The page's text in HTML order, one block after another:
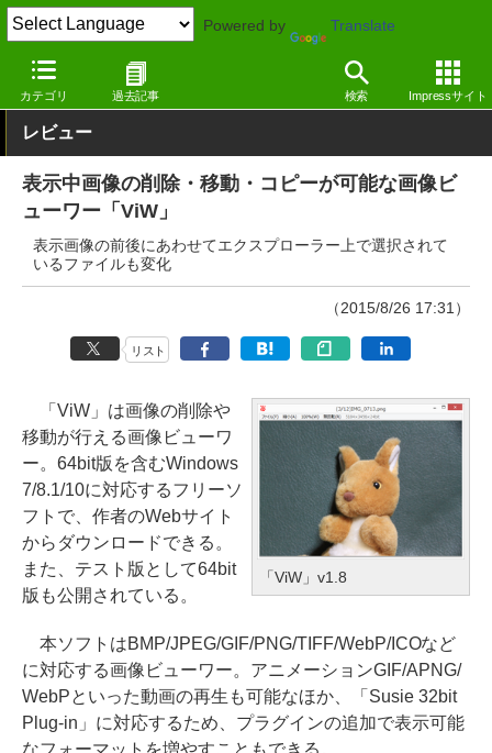
Powered by Translate
カテゴリ 過去記事 検索 Impressサイト
窓の杜 画像・映像・音楽
レビュー
表示中画像の削除・移動・コピーが可能な画像ビ
ューワー「ViW」
表示画像の前後にあわせてエクスプローラー上で選択されて
いるファイルも変化
（2015/8/26 17:31）
リスト
「ViW」v1.8
「ViW」は画像の削除や
移動が行える画像ビューワ
ー。64bit版を含むWindows
7/8.1/10に対応するフリーソ
フトで、作者のWebサイト
からダウンロードできる。
また、テスト版として64bit
版も公開されている。
本ソフトはBMP/JPEG/GIF/PNG/TIFF/WebP/ICOなど
に対応する画像ビューワー。アニメーションGIF/APNG/
WebPといった動画の再生も可能なほか、「Susie 32bit
Plug-in」に対応するため、プラグインの追加で表示可能
なフォーマットを増やすこともできる。